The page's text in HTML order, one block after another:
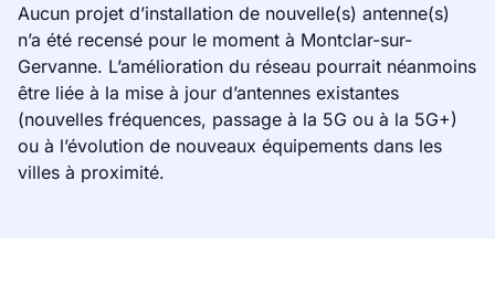
Aucun projet d’installation de nouvelle(s) antenne(s)
n’a été recensé pour le moment à Montclar-sur-
Gervanne. L’amélioration du réseau pourrait néanmoins
être liée à la mise à jour d’antennes existantes
(nouvelles fréquences, passage à la 5G ou à la 5G+)
ou à l’évolution de nouveaux équipements dans les
villes à proximité.